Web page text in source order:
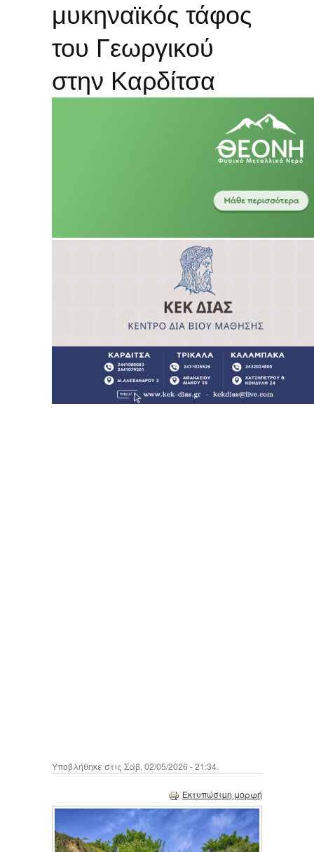
μυκηναϊκός τάφος
του Γεωργικού
στην Καρδίτσα
Υποβλήθηκε στις Σάβ, 02/05/2026 - 21:34.
Εκτυπώσιμη μορφή